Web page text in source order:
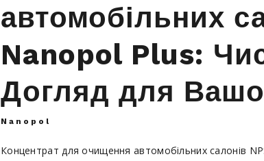
автомобільних
Nanopol Plus:
Догляд для
Nanopol
Концентрат для очищення автомобільних салонів